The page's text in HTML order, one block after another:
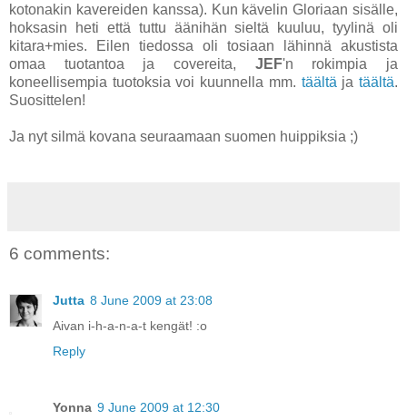
kotonakin kavereiden kanssa). Kun kävelin Gloriaan sisälle,
hoksasin heti että tuttu äänihän sieltä kuuluu, tyylinä oli
kitara+mies. Eilen tiedossa oli tosiaan lähinnä akustista
omaa tuotantoa ja covereita, JEF'n rokimpia ja
koneellisempia tuotoksia voi kuunnella mm. täältä jatäältä.
Suosittelen!
Ja nyt silmä kovana seuraamaan suomen huippiksia ;)
6 comments:
Jutta 8 June 2009 at 23:08
Aivan i-h-a-n-a-t kengät! :o
Reply
Yonna 9 June 2009 at 12:30